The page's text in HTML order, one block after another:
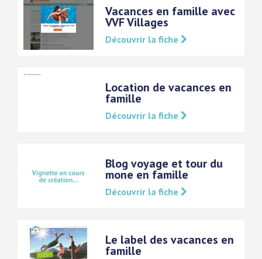
Vacances en famille avec
VVF Villages
Découvrir la fiche
Location de vacances en
famille
Découvrir la fiche
Blog voyage et tour du
mone en famille
Découvrir la fiche
Le label des vacances en
famille